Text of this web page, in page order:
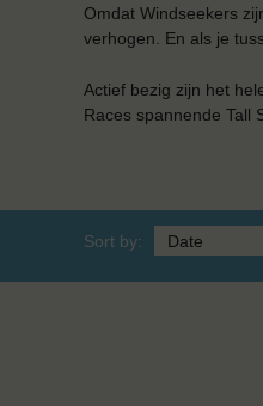
Omdat Windseekers
verhogen. En als je
Actief bezig zijn het
Races spannende Tall
Sort by: